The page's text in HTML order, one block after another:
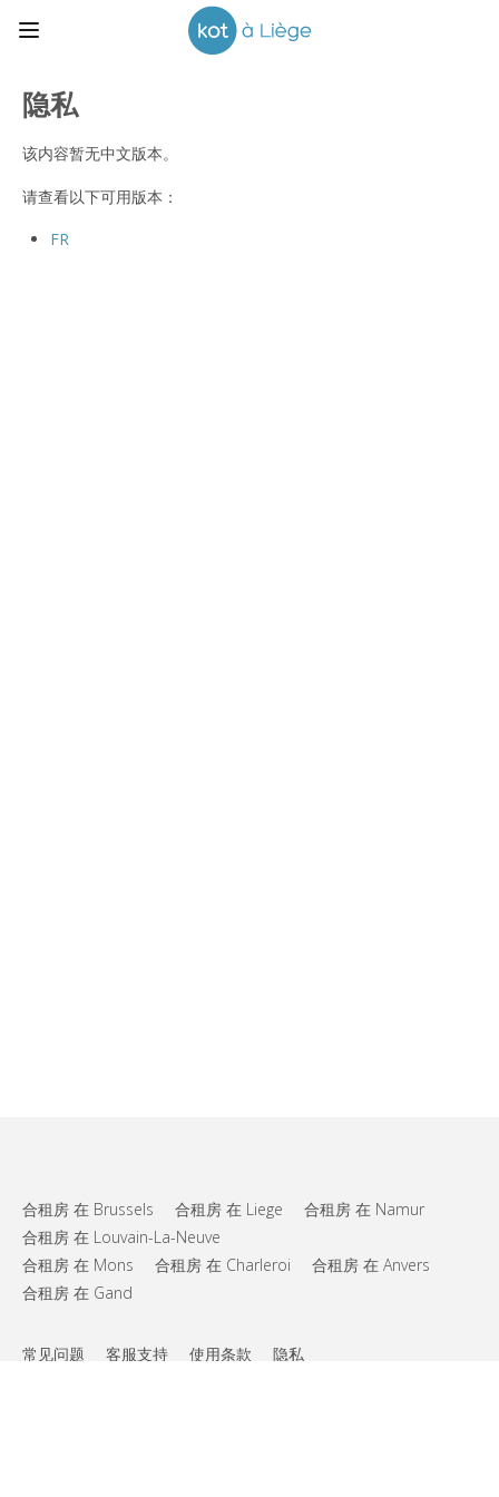
隐私
该内容暂无中文版本。
请查看以下可用版本：
FR
合租房 在 Brussels 合租房 在 Liege
合租房 在 Namur
合租房 在 Louvain-La-Neuve
合租房 在 Mons
合租房 在 Charleroi
合租房 在 Anvers
合租房 在 Gand
常见问题 客服支持 使用条款 隐私